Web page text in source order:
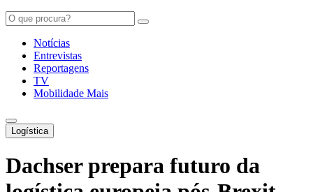
Notícias
Entrevistas
Reportagens
TV
Mobilidade Mais
Logística
Dachser prepara futuro da